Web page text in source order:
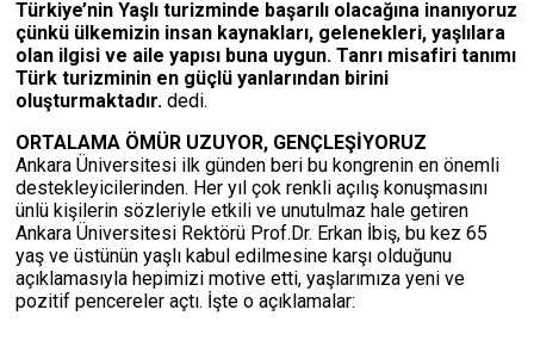
Türkiye’nin Yaşlı turizminde başarılı olacağına inanıyoruz
çünkü ülkemizin insan kaynakları, gelenekleri, yaşlılara
olan ilgisi ve aile yapısı buna uygun. Tanrı misafiri tanımı
Türk turizminin en güçlü yanlarından birini
oluşturmaktadır. dedi.
ORTALAMA ÖMÜR UZUYOR, GENÇLEŞİYORUZ
Ankara Üniversitesi ilk günden beri bu kongrenin en önemli
destekleyicilerinden. Her yıl çok renkli açılış konuşmasını
ünlü kişilerin sözleriyle etkili ve unutulmaz hale getiren
Ankara Üniversitesi Rektörü Prof.Dr. Erkan İbiş, bu kez 65
yaş ve üstünün yaşlı kabul edilmesine karşı olduğunu
açıklamasıyla hepimizi motive etti, yaşlarımıza yeni ve
pozitif pencereler açtı. İşte o açıklamalar: